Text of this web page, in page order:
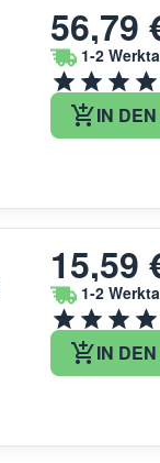
56,79
1-2
IN
15,59
1-2
IN